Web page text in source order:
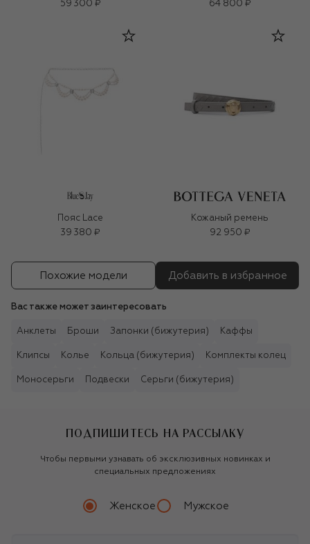
59 300 ₽
64 800 ₽
Пояс Lace
39 380 ₽
Кожаный ремень
92 950 ₽
Похожие модели Добавить в избранное
Вас также может заинтересовать
Анклеты Броши Запонки (бижутерия) Каффы
Клипсы Колье Кольца (бижутерия) Комплекты колец
Моносерьги Подвески Серьги (бижутерия)
ПОДПИШИТЕСЬ НА РАССЫЛКУ
Чтобы первыми узнавать об эксклюзивных новинках и
специальных предложениях
Женское Мужское